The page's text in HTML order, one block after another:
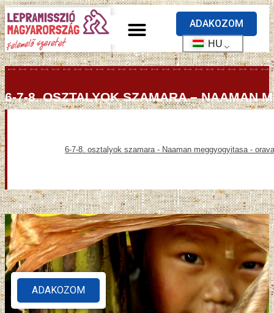
ADAKOZOM
HU
6-7-8. OSZTALYOK SZAMARA – NAAMAN
6-7-8. osztalyok szamara - Naaman meggyogyitasa -
ADAKOZOM